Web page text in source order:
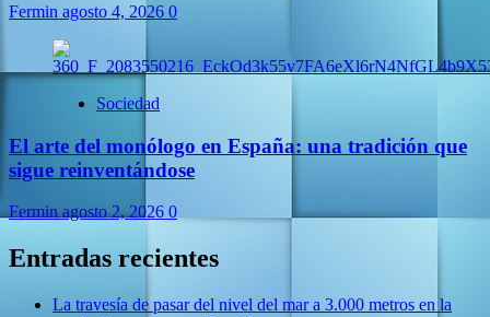
Fermin agosto 4, 2026 0
Sociedad
El arte del monólogo en España: una tradición que
sigue reinventándose
Ferminagosto 2, 2026 0
Entradas recientes
La travesía de pasar del nivel del mar a 3.000 metros en la